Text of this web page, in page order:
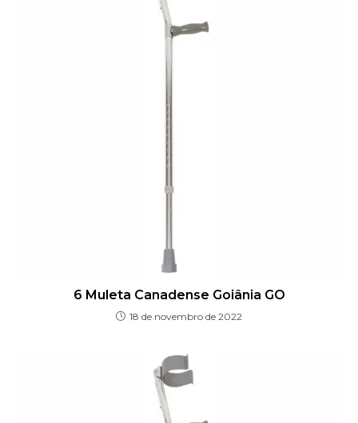
6 Muleta Canadense Goiânia GO
18 de novembro de 2022